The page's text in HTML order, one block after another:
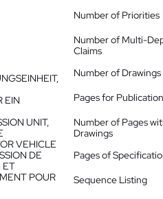
EIN
UNIT,
VEHICLE
DE
ET
POUR
Number of Priorities
Number of Multi-
Claims
Number of Drawings
Pages for Publication
Number of Pages
Drawings
Pages of
Sequence Listing